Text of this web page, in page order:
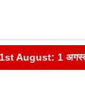
1 अगस्त से